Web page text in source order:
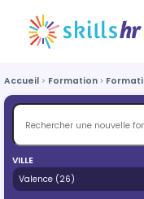
Accueil Formation
VILLE